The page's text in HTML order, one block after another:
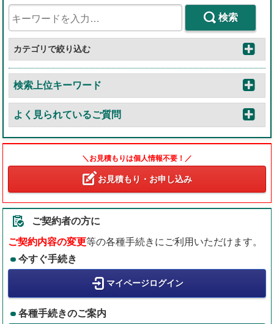
検索
カテゴリで絞り込む
検索上位キーワード
よく見られているご質問
＼お見積もりは個人情報不要！／
お見積もり・お申し込み
ご契約者の方に
ご契約内容の変更等の各種手続きにご利用いただけます。
今すぐ手続き
マイページログイン
各種手続きのご案内